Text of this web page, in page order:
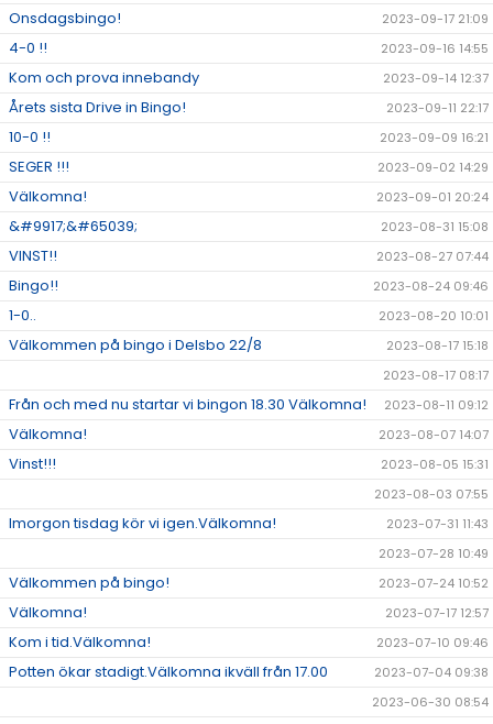
Onsdagsbingo! 2023-09-17 21:09
4-0 !! 2023-09-16 14:55
Kom och prova innebandy 2023-09-14 12:37
Årets sista Drive in Bingo! 2023-09-11 22:17
10-0 !! 2023-09-09 16:21
SEGER !!! 2023-09-02 14:29
Välkomna! 2023-09-01 20:24
&#9917;&#65039; 2023-08-31 15:08
VINST!! 2023-08-27 07:44
Bingo!! 2023-08-24 09:46
1-0.. 2023-08-20 10:01
Välkommen på bingo i Delsbo 22/8
2023-08-17 15:18
2023-08-17 08:17
Från och med nu startar vi bingon 18.30 Välkomna! 2023-08-11 09:12
Välkomna! 2023-08-07 14:07
Vinst!!!
2023-08-05 15:31
2023-08-03 07:55
Imorgon tisdag kör vi igen.Välkomna!
2023-07-31 11:43
2023-07-28 10:49
Välkommen på bingo! 2023-07-24 10:52
Välkomna! 2023-07-17 12:57
Kom i tid.Välkomna! 2023-07-10 09:46
Potten ökar stadigt.Välkomna ikväll från 17.00
2023-07-04 09:38
2023-06-30 08:54